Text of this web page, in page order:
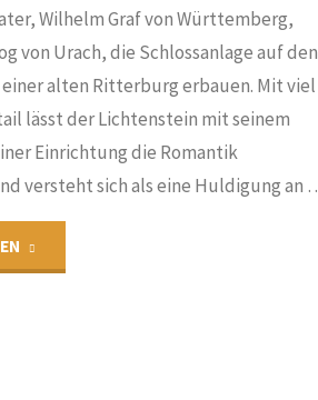
Wilhelm Graf von Württemberg,
von Urach, die Schlossanlage auf den
alten Ritterburg erbauen. Mit viel
lässt der Lichtenstein mit seinem
Einrichtung die Romantik
versteht sich als eine Huldigung an